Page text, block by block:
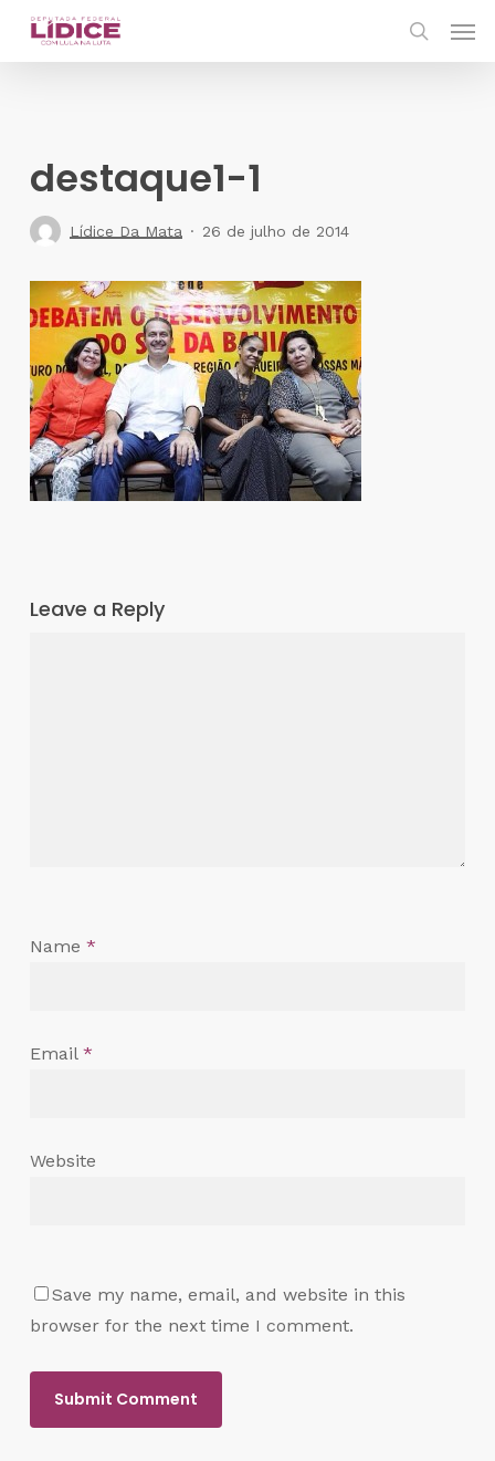
Skip
destaque1-1
Lídice Da Mata 26 de julho de 2014
Leave a Reply
Name *
Email *
Website
Save my name, email, and website in this
browser for the next time I comment.